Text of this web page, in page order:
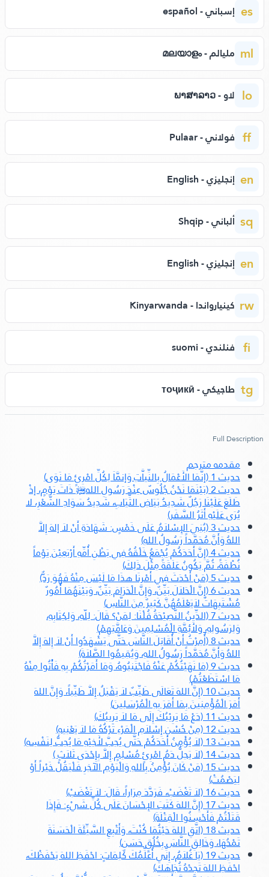
es إسباني - español
ml مليالم - മലയാളം
lo لاو - ພາສາລາວ
ff فولاني - Pulaar
en إنجليزي - English
sq ألباني - Shqip
en إنجليزي - English
rw كينيارواندا - Kinyarwanda
fi فنلندي - suomi
tg طاجيكي - тоҷикӣ
Full Description
مقدمه مترجم
حديث 1 (إنَّمَا الأَعْمَالُ بِالنِّياَّتِ وَإنمَّاَ لِكُلِّ امْرِئٍ مَا نَوَى)
حديث 2 (بَيْنَمَا نَحْنُ جُلُوسٌ عِنْدَ رَسُولِ الله ﷺ‬ذَاتَ يَوْمٍ، إذْ
طَلَعَ عَلَيْنَا رَجُلٌ شَدِيدُ بَيَاضِ الثِّيَابِ، شَدِيدُ سَوَادِ الشَّعْرِ، لا
يُرَى عَلَيْهِ أَثَرُ السَّفَر)
حديث 3 (بُنِيَ الإِسْلاَمُ عَلَى خَمْسٍ: شَهَادَةِ أَنْ لاَ إلهَ إِلاَّ
اللهُ وَأَنَّ مُحَمَّداً رَسُولُ اللهِ)
حديث 4 (إِنَّ أَحَدَكُمْ يُجْمَعُ خَلْقُهُ فِي بَطْنِ أُمِّهِ أَرْبَعِيْنَ يَوْماً
نُطْفَةً، ثُمَّ يَكُونُ عَلَقَةً مِثْلَ ذَلِكَ)
حديث 5 (مَنْ أَحْدَثَ فِي أَمْرِنَا هذَا مَا لَيْسَ مِنْهُ فَهُوَ رَدٌّ)
حديث 6 (إِنَّ الْحَلاَلَ بَيِّنٌ، وَإِنَّ الْحَرَامَ بَيِّنٌ، وَبَيْنَهُمَا أُمُورٌ
مُشْتَبِهَاتٌ لاَيَعْلَمُهُنَّ كَثِيرٌ مِنَ النَّاسِ)
حديث 7 (الدِّينُ النَّصِيْحَةُ قُلْنَا: لِمَنْ؟ قَالَ: لِلّهِ، وَلِكِتَابِهِ،
وَلِرَسُولِهِ، وَلأَئِمَّةِ الْمُسْلِمِينَ وَعَامَّتِهِمْ)
حديث 8 (أُمِرْتُ أَنْ أُقَاتِلَ النَّاسَ حَتَّى يَشْهَدُوا أَنْ لاَ إِلهَ إِلاَّ
اللهُ وَأَنَّ مُحَمَّداً رَسُولُ اللهِ، وَيُقِيمُوا الصَّلاَةَ)
حديث 9 (مَا نَهَيْتُكُمْ عَنْهُ فَاجْتَنِبُوهُ، وَمَا أَمَرْتُكُمْ بِهِ فَأْتُوا مِنْهُ
مَا اسْتَطَعْتُمْ)
حديث 10 (إِنَّ اللهَ تَعَالَى طَيِّبٌ لاَ يَقْبَلُ إِلاَّ طَيِّباً، وَإِنَّ اللهَ
أَمَرَ الْمُؤْمِنِينَ بِمَا أَمَرَ بِهِ الْمُرْسَلِينَ)
حديث 11 (دَعْ مَا يَرِيْبُكَ إِلَى مَا لاَ يَرِيبُكَ)
حديث 12 (مِنْ حُسْنِ إِسْلاَمِ الْمَرْءِ تَرْكُهُ مَا لاَ يَعْنِيهِ)
حديث 13 (لاَ يُؤْمِنُ أَحَدَكُمْ حَتَّى يُحِبَّ لأَخِيْهِ مَا يُحِبُّ لِنَفْسِهِ)
حديث 14 (لاَ يَحِلُّ دَمُ امْرِئٍ مُسْلِمٍ إِلاَّ بِإِحْدَى ثَلاَثٍ )
حديث 15 (مَنْ كَانَ يُؤْمِنُ بِاللهِ وَالْيَوْمِ الآخِرِ فَلْيَقُلْ خَيْراً أَوْ
لِيَصْمُتْ)
حديث 16 (لاَ تَغْضَبْ، فَرَدَّدَ مِرَاراً، قَالَ: لاَ تَغْضَبْ)
حديث 17 (إِنَّ اللهَ كَتَبَ الإِحْسَانَ عَلَى كُلِّ شَيْءٍ: فَإِذَا
قَتَلْتُمْ فَأَحْسِنُوا الْقِتْلَةَ)
حديث 18 (اتَّقِ اللهَ حَيْثُمَا كُنْتَ، وَأَتْبِعِ السَّيِّئَةَ الْحَسَنَةَ
تَمْحُهَا، وَخَالِقِ النَّاسَ بِخُلُقٍ حَسَنٍ)
حديث 19 (يَا غُلاَمُ، إِنِّي أُعَلِّمُكَ كَلِمَاتٍ: احْفَظِ اللهَ يَحْفَظْكَ،
احْفَظِ اللهَ تَجِدْهُ تُجَاهَكَ)